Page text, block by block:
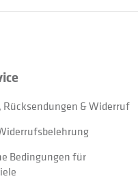
Rücksendungen & Widerruf
Bedingungen für